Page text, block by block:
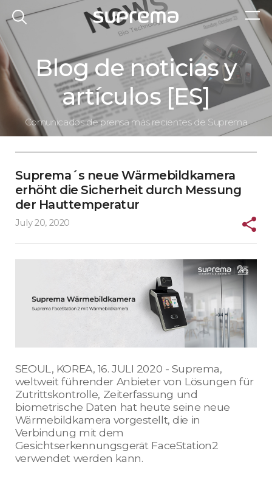
Blog de noticias y
artículos [ES]
Comunicados de prensa más recientes de Suprema
Suprema´s neue Wärmebildkamera
erhöht die Sicherheit durch Messung
der Hauttemperatur
July 20, 2020
SEOUL, KOREA, 16. JULI 2020 - Suprema,
weltweit führender Anbieter von Lösungen für
Zutrittskontrolle, Zeiterfassung und
biometrische Daten hat heute seine neue
Wärmebildkamera vorgestellt, die in
Verbindung mit dem
Gesichtserkennungsgerät FaceStation2
verwendet werden kann.